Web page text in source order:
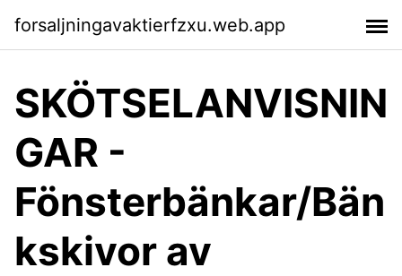
forsaljningavaktierfzxu.web.app
SKÖTSELANVISNIN
GAR -
Fönsterbänkar/Bän
kskivor av